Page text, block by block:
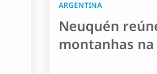
ARGENTINA
Neuquén
montanhas